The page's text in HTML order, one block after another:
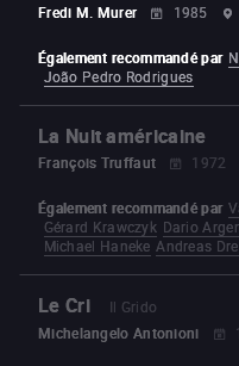
Fredi M. Murer
1985
Également recommandé par
João Pedro Rodrigues
La Nuit américaine
François Truffaut 1972
Également recommandé par
Gérard Krawczyk Dario
Michael Haneke Andreas
Le Cri
Il Grido
Michelangelo Antonioni